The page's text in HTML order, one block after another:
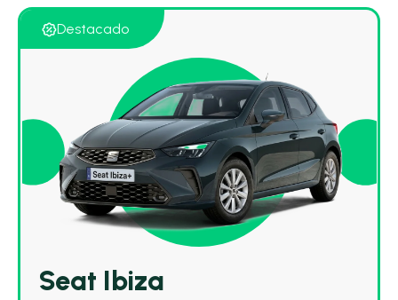
Destacado
Seat Ibiza